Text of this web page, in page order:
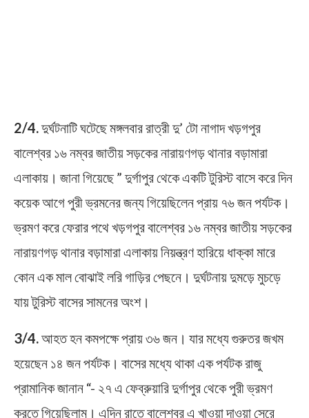
2/4.দুর্ঘটনাটি ঘটেছে মঙ্গলবার রাত্রী দু’ টো নাগাদ খড়গপুর
বালেশ্বর ১৬ নম্বর জাতীয় সড়কের নারায়ণগড় থানার বড়ামারা
এলাকায়। জানা গিয়েছে ” দুর্গাপুর থেকে একটি টুরিস্ট বাসে করে দিন
কয়েক আগে পুরী ভ্রমনের জন্য গিয়েছিলেন প্রায় ৭৬ জন পর্যটক।
ভ্রমণ করে ফেরার পথে খড়গপুর বালেশ্বর ১৬ নম্বর জাতীয় সড়কের
নারায়ণগড় থানার বড়ামারা এলাকায় নিয়ন্ত্রণ হারিয়ে ধাক্কা মারে
কোন এক মাল বোঝাই লরি গাড়ির পেছনে। দুর্ঘটনায় দুমড়ে মুচড়ে
যায় টুরিস্ট বাসের সামনের অংশ।
3/4.আহত হন কমপক্ষে প্রায় ৩৬ জন। যার মধ্যে গুরুতর জখম
হয়েছেন ১৪ জন পর্যটক। বাসের মধ্যে থাকা এক পর্যটক রাজু
প্রামানিক জানান “- ২৭ এ ফেব্রুয়ারি দুর্গাপুর থেকে পুরী ভ্রমণ
করতে গিয়েছিলাম। এদিন রাতে বালেশ্বর এ খাওয়া দাওয়া সেরে